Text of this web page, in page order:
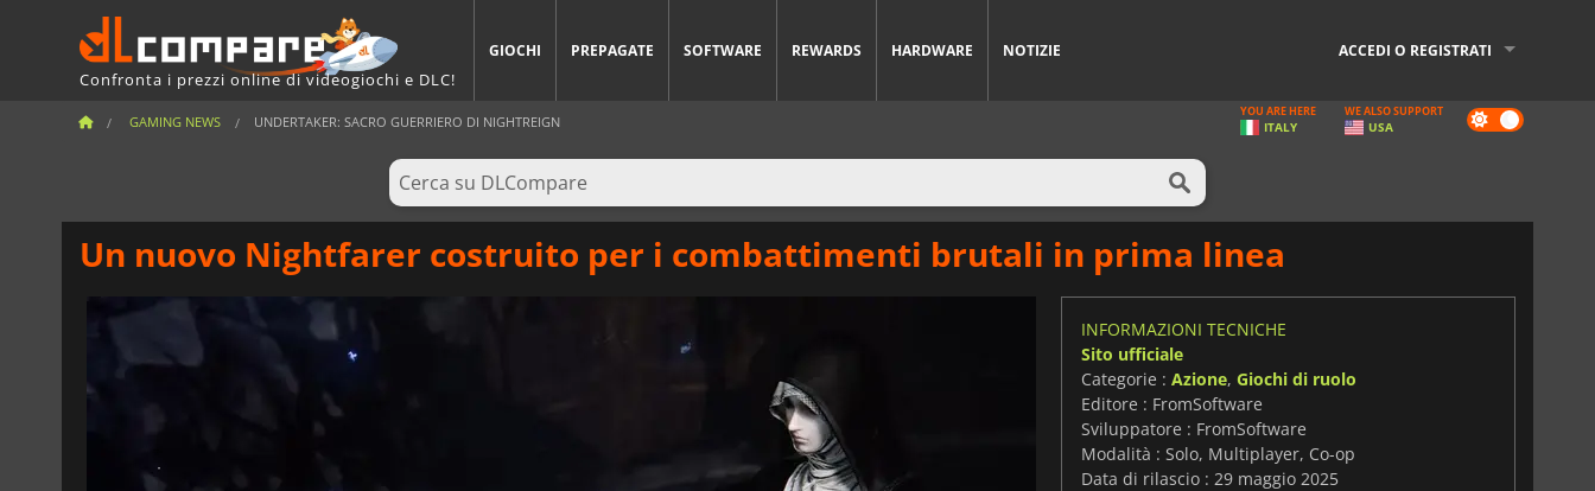
Confronta i prezzi online di videogiochi e DLC!
GIOCHI PREPAGATE SOFTWARE REWARDS HARDWARE NOTIZIE ACCEDI O REGISTRATI
GAMING NEWS UNDERTAKER: SACRO GUERRIERO DI NIGHTREIGN Dark
mode
YOU ARE HERE
ITALY
WE ALSO SUPPORT
USA
Un nuovo Nightfarer costruito per i combattimenti brutali in prima linea
INFORMAZIONI TECNICHE
Sito ufficiale
Categorie : Azione, Giochi di ruolo
Editore : FromSoftware
Sviluppatore : FromSoftware
Modalità : Solo, Multiplayer, Co-op
Data di rilascio : 29 maggio 2025